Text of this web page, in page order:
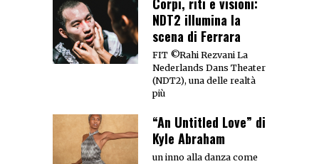
Corpi, riti e visioni:
NDT2 illumina la
scena di Ferrara
FIT ©Rahi Rezvani La
Nederlands Dans Theater
(NDT2), una delle realtà
più
“An Untitled Love” di
Kyle Abraham
un inno alla danza come